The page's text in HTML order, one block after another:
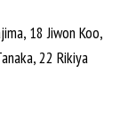
18 Jiwon Koo,
22 Rikiya